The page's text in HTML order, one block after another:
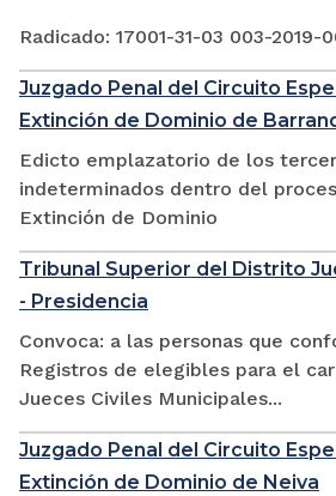
Radicado: 17001-31-03 003-2019-
Juzgado Penal del Circuito
Extinción de Dominio de
Edicto emplazatorio de los
indeterminados dentro del
Extinción de Dominio
Tribunal Superior del Distrito
- Presidencia
Convoca: a las personas que
Registros de elegibles para el
Jueces Civiles Municipales...
Juzgado Penal del Circuito
Extinción de Dominio de Neiva